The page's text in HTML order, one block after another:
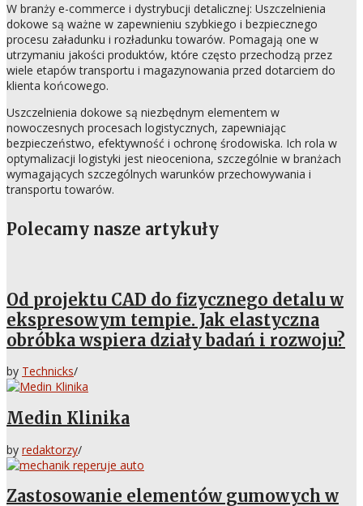
W branży e-commerce i dystrybucji detalicznej: Uszczelnienia
dokowe są ważne w zapewnieniu szybkiego i bezpiecznego
procesu załadunku i rozładunku towarów. Pomagają one w
utrzymaniu jakości produktów, które często przechodzą przez
wiele etapów transportu i magazynowania przed dotarciem do
klienta końcowego.
Uszczelnienia dokowe są niezbędnym elementem w
nowoczesnych procesach logistycznych, zapewniając
bezpieczeństwo, efektywność i ochronę środowiska. Ich rola w
optymalizacji logistyki jest nieoceniona, szczególnie w branżach
wymagających szczególnych warunków przechowywania i
transportu towarów.
Polecamy nasze artykuły
Od projektu CAD do fizycznego detalu w
ekspresowym tempie. Jak elastyczna
obróbka wspiera działy badań i rozwoju?
by Technicks/
Medin Klinika
by redaktorzy/
Zastosowanie elementów gumowych w